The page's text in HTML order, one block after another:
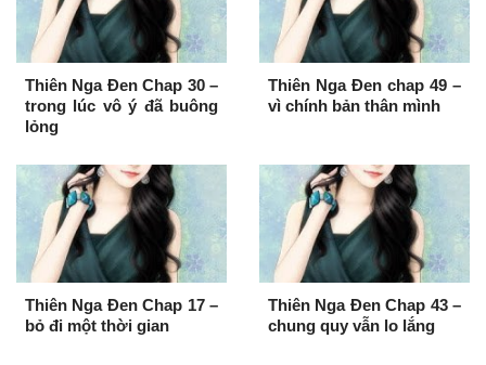
Thiên Nga Đen Chap 30 –
trong lúc vô ý đã buông
lỏng
Thiên Nga Đen chap 49 –
vì chính bản thân mình
Thiên Nga Đen Chap 17 –
bỏ đi một thời gian
Thiên Nga Đen Chap 43 –
chung quy vẫn lo lắng